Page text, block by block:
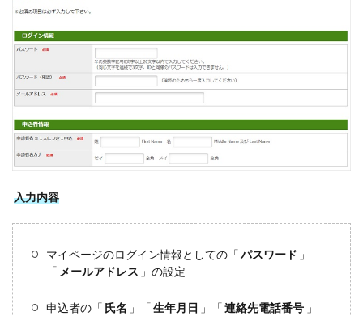
入力内容
マイページのログイン情報としての「パスワード 」
「 メールアドレス 」の設定
申込者の「 氏名 」「生年月日 」「 連絡先電話番号 」